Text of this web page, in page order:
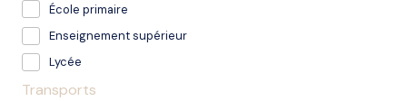
École primaire
Enseignement supérieur
Lycée
Transports